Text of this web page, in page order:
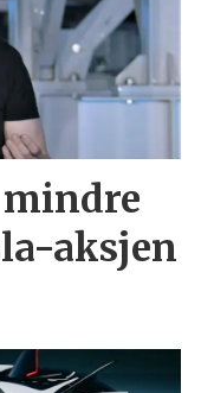
mindre
aksjen